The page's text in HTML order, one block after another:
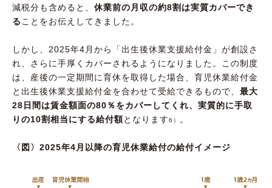
減税分も含めると、 休業前の月収の約8割は実質カバーでき
る ことをお伝えしてきました。
しかし、2025年4月から「出生後休業支援給付金」が創設さ
れ、さらに手厚くカバーされるようになりました。この制度
は、産後の一定期間に育休を取得した場合、育児休業給付金
と出生後休業支援給付金を合わせて受給できるもので、 最大
28日間は賃金額面の80％をカバーしてくれ、実質的に手取
りの10割相当にする給付額となります6） 。
〈図〉2025年4月以降の育児休業給付の給付イメージ